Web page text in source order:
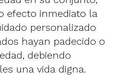
efecto inmediato la
personalizado
hayan padecido o
debiendo
una vida digna.